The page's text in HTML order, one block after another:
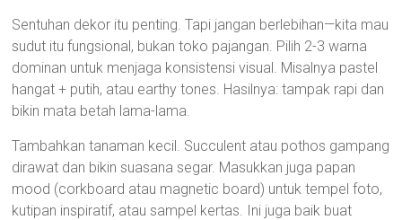
Sentuhan dekor itu penting. Tapi jangan berlebihan—kita mau
sudut itu fungsional, bukan toko pajangan. Pilih 2-3 warna
dominan untuk menjaga konsistensi visual. Misalnya pastel
hangat + putih, atau earthy tones. Hasilnya: tampak rapi dan
bikin mata betah lama-lama.
Tambahkan tanaman kecil. Succulent atau pothos gampang
dirawat dan bikin suasana segar. Masukkan juga papan
mood (corkboard atau magnetic board) untuk tempel foto,
kutipan inspiratif, atau sampel kertas. Ini juga baik buat